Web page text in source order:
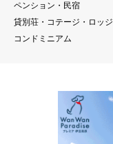
ペンション・民宿
貸別荘・コテージ・ロッジ
コンドミニアム